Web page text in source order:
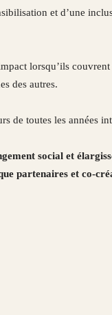
et d’une
lorsqu’ils
des autres.
de toutes les années
social et
partenaires et co-